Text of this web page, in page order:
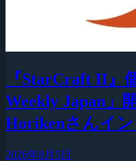
『StarCraft II』
Weekly Japan」
Horikenさんイ
2026年8月5日